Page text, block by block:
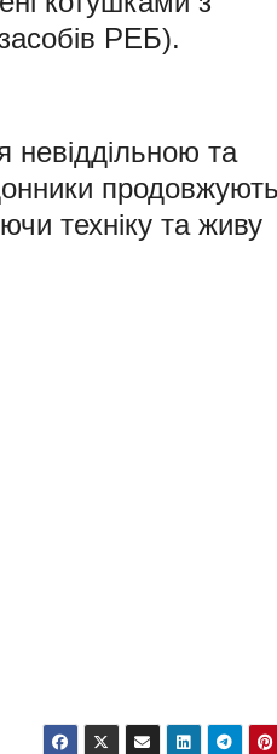
РЕБ).
невіддільною та
техніку та живу